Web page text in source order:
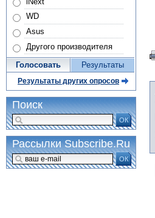
WD
Asus
Другого производителя
Голосовать Результаты
Результаты других опросов
Поиск
ОК
Рассылки Subscribe.Ru
ОК